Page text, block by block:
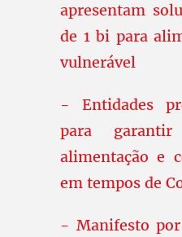
apresentam
de 1 bi para
vulnerável
- Entidades
para
alimentação e
em tempos de
- Manifesto por